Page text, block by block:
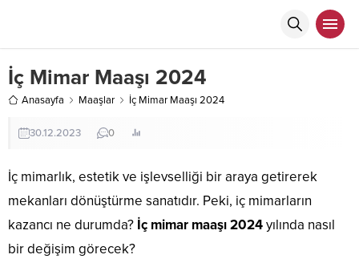
İç Mimar Maaşı 2024
Anasayfa Maaşlar İç Mimar Maaşı 2024
30.12.2023 0
İç mimarlık, estetik ve işlevselliği bir araya getirerek
mekanları dönüştürme sanatıdır. Peki, iç mimarların
kazancı ne durumda? İç mimar maaşı 2024yılında nasıl
bir değişim görecek?